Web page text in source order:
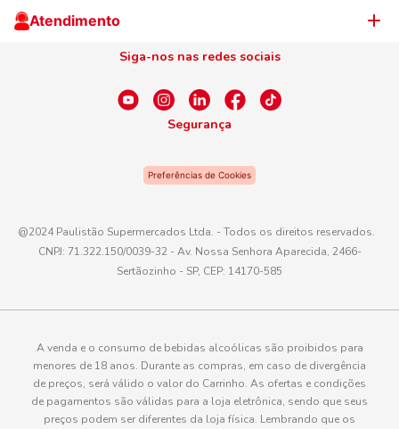
Nosso Cartão
Televendas
Centro de Privacidade
Atendimento
E-mail
Siga-nos nas redes sociais
Segurança
Preferências de Cookies
@2024 Paulistão Supermercados Ltda. - Todos os direitos reservados.
CNPJ: 71.322.150/0039-32 - Av. Nossa Senhora Aparecida, 2466-
Sertãozinho - SP, CEP: 14170-585
A venda e o consumo de bebidas alcoólicas são proibidos para
menores de 18 anos. Durante as compras, em caso de divergência
de preços, será válido o valor do Carrinho. As ofertas e condições
de pagamentos são válidas para a loja eletrônica, sendo que seus
preços podem ser diferentes da loja física. Lembrando que os